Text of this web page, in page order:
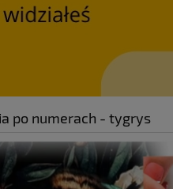
po numerach - tygrys